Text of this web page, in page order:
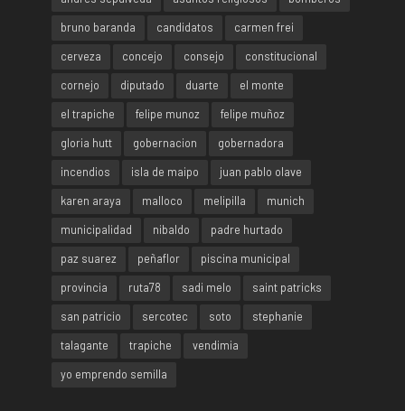
bruno baranda
candidatos
carmen frei
cerveza
concejo consejo
constitucional
cornejo
diputado duarte
el monte
el trapiche
felipe munoz
felipe muñoz
gloria hutt
gobernacion
gobernadora
incendios
isla de maipo
juan pablo olave
karen araya
malloco melipilla
munich
municipalidad
nibaldo
padre hurtado
paz suarez
peñaflor
piscina municipal
provincia
ruta78 sadi melo
saint patricks
san patricio
sercotec soto
stephanie
talagante
trapiche
vendimia
yo emprendo semilla